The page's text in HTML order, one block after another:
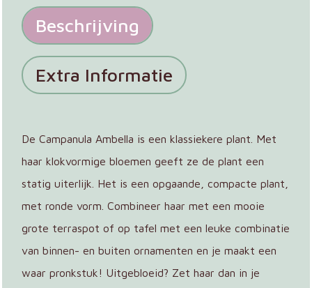
Beschrijving
Extra Informatie
De Campanula Ambella is een klassiekere plant. Met
haar klokvormige bloemen geeft ze de plant een
statig uiterlijk. Het is een opgaande, compacte plant,
met ronde vorm. Combineer haar met een mooie
grote terraspot of op tafel met een leuke combinatie
van binnen- en buiten ornamenten en je maakt een
waar pronkstuk! Uitgebloeid? Zet haar dan in je